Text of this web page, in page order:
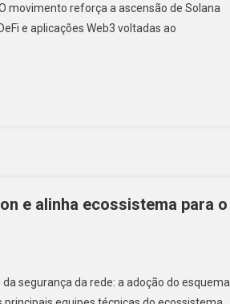
movimento reforça a ascensão de Solana
e aplicações Web3 voltadas ao
e alinha ecossistema para o
segurança da rede: a adoção do esquema